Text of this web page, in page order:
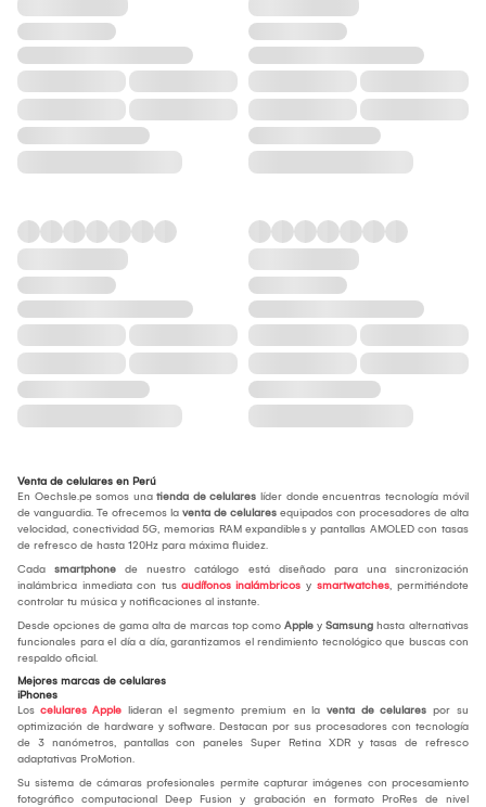
Venta de celulares en Perú
En Oechsle.pe somos una tienda de celulares líder donde encuentras tecnología móvil
de vanguardia. Te ofrecemos la venta de celulares equipados con procesadores de alta
velocidad, conectividad 5G, memorias RAM expandibles y pantallas AMOLED con tasas
de refresco de hasta 120Hz para máxima fluidez.
Cada smartphone de nuestro catálogo está diseñado para una sincronización
inalámbrica inmediata con tus audífonos inalámbricos y smartwatches, permitiéndote
controlar tu música y notificaciones al instante.
Desde opciones de gama alta de marcas top como Apple y Samsung hasta alternativas
funcionales para el día a día, garantizamos el rendimiento tecnológico que buscas con
respaldo oficial.
Mejores marcas de celulares
iPhones
Los celulares Apple lideran el segmento premium en la venta de celulares por su
optimización de hardware y software. Destacan por sus procesadores con tecnología
de 3 nanómetros, pantallas con paneles Super Retina XDR y tasas de refresco
adaptativas ProMotion.
Su sistema de cámaras profesionales permite capturar imágenes con procesamiento
fotográfico computacional Deep Fusion y grabación en formato ProRes de nivel